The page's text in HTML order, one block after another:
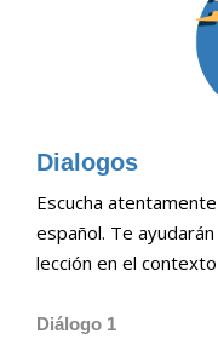
Dialogos
Escucha
español. Te
lección en el
Diálogo 1